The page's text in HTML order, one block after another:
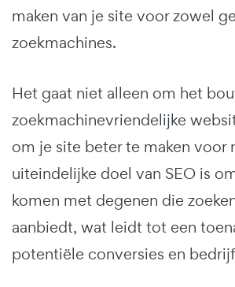
maken van je site voor zowel
zoekmachines.
Het gaat niet alleen om het
zoekmachinevriendelijke
om je site beter te maken voor
uiteindelijke doel van SEO is
komen met degenen die
aanbiedt, wat leidt tot een
potentiële conversies en